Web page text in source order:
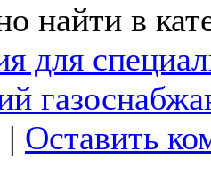
найти в
для
| Оставить